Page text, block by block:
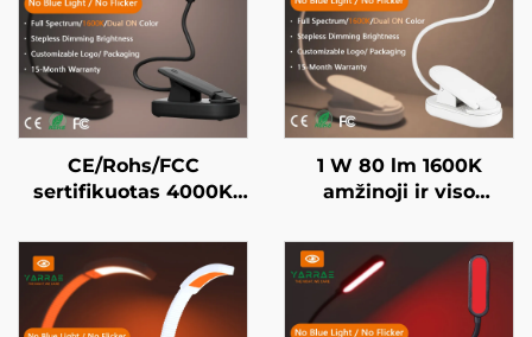
CE/Rohs/FCC
sertifikuotas 4000K
amžinoji spalva, juodai
dažytas nešiojamasis
prisegamas LED
knygos lempa
1 W 80 lm 1600K
amžinoji ir viso
mėlynos šviesos ir
mirksėjimo, baltai
dažytas kūnas, LED
knygos lempa